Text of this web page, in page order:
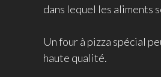
dans lequel les aliments
Un four à pizza spécial
haute qualité.